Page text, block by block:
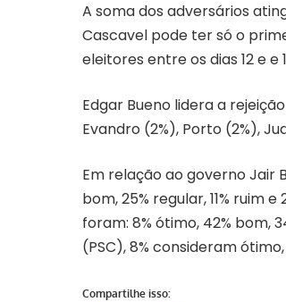
A soma dos adversários
Cascavel pode ter só o
eleitores entre os dias 12 e
Edgar Bueno lidera a
Evandro (2%), Porto (2%),
Em relação ao governo Jair
bom, 25% regular, 11% ruim
foram: 8% ótimo, 42% bom,
(PSC), 8% consideram
Compartilhe isso: